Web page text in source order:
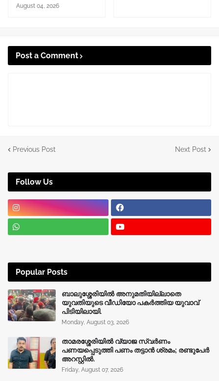
August 04, 2026
Post a Comment
Previous Post Next Post
Follow Us
Popular Posts
ബാലുശ്ശേരിയിൽ അനുമതിയില്ലാതെ
യുവതിയുടെ വീഡിയോ പകർത്തിയ യുവാവ്
പിടിയിലായി.
Monday, August 03, 2026
താമരശ്ശേരിയിൽ വ്യാജ സ്വർണം
പണയപ്പെടുത്തി പണം തട്ടാൻ ശ്രമം; രണ്ടുപേർ
അറസ്റ്റിൽ.
Friday, August 07, 2026